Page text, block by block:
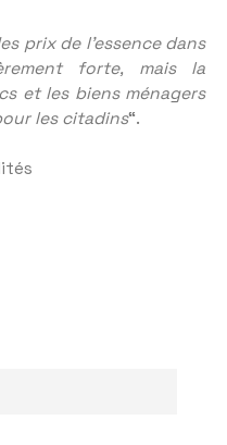
prix de l’essence dans
forte, mais la
et les biens ménagers
les citadins“.